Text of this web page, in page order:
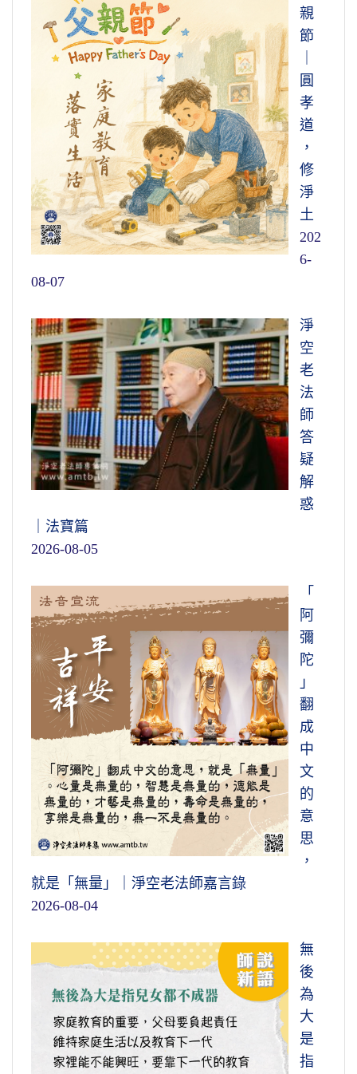
親
節
圓
孝
道
，
修
淨
土
202
6-
08-07
淨
空
老
法
師
答
疑
解
惑
｜法寶篇
2026-08-05
「
阿
彌
陀
」
翻
成
中
文
的
意
思
，
就是「無量」｜淨空老法師嘉言錄
2026-08-04
無
後
為
大
是
指